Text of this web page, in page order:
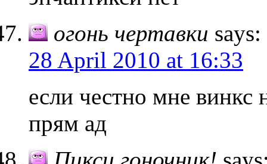
огонь чертавки says:
28 April 2010 at 16:33
если честно мне винкс
прям ад